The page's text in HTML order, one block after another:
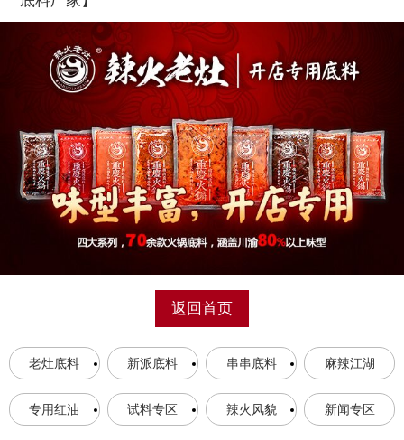
返回首页
老灶底料 新派底料 串串底料 麻辣江湖
专用红油 试料专区 辣火风貌 新闻专区